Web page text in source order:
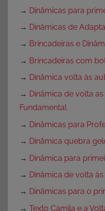
→ Dinâmicas para
→ Dinâmicas de
→ Brincadeiras e
→ Brincadeiras com
→ Dinâmica volta às
→ Dinâmica de volta
Fundamental
→ Dinâmicas para
→ Dinâmica quebra
→ Dinâmica para
→ Dinâmica de volta
→ Dinâmicas para o
→ Texto Camila e a